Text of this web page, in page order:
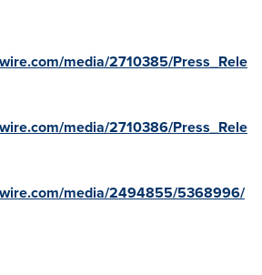
media/2710385/Press_Rele
media/2710386/Press_Rele
media/2494855/5368996/